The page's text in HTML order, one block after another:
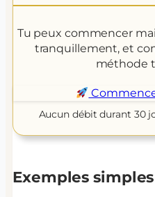
Tu peux commencer
tranquillement, et
méthode
Aucun débit durant 30
Exemples simples